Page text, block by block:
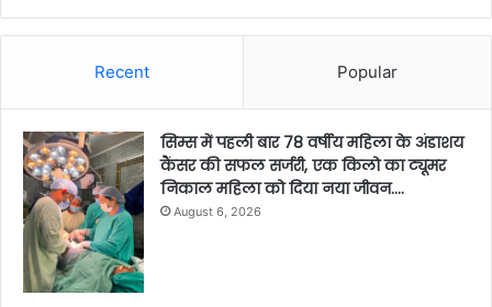
Recent Popular
सिम्स में पहली बार 78 वर्षीय महिला के अंडाशय
कैंसर की सफल सर्जरी, एक किलो का ट्यूमर
निकाल महिला को दिया नया जीवन….
August 6, 2026